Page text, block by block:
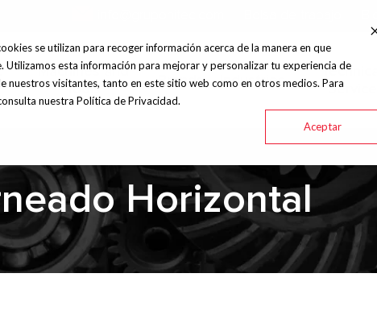
se utilizan para recoger información acerca de la manera en que
esta información para mejorar y personalizar tu experiencia de
nuestros visitantes, tanto en este sitio web como en otros medios. Para
nuestra Política de Privacidad.
Aceptar
Machines and
Tools
Brands Industries
Technical
Service
Horizontal